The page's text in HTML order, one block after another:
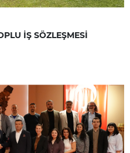
İŞ SÖZLEŞMESİ